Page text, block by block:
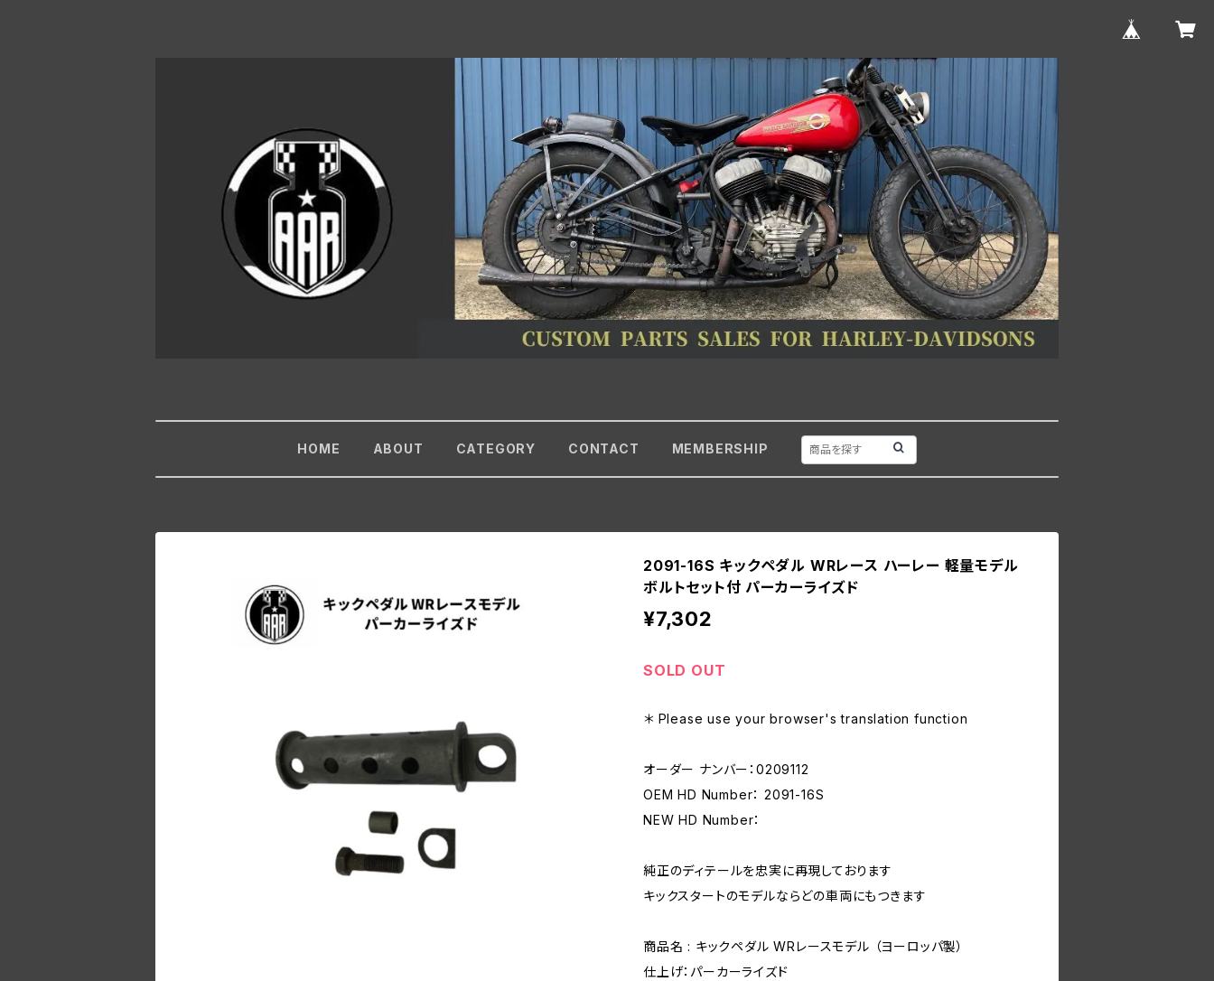
HOME ABOUT CATEGORY CONTACT MEMBERSHIP
2091-16S キックペダル WRレース ハーレー 軽量モデル
ボルトセット付 パーカーライズド
¥7,302
SOLD OUT
＊ Please use your browser's translation function
オーダー ナンバー：0209112
OEM HD Number： 2091-16S
NEW HD Number：
純正のディテールを忠実に再現しております
キックスタートのモデルならどの車両にもつきます
商品名 : キックペダル WRレースモデル （ヨーロッパ製）
仕上げ：パーカーライズド